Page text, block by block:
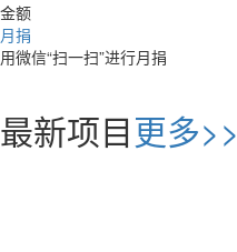
金额
月捐
用微信“扫一扫”进行月捐
最新项目更多>>